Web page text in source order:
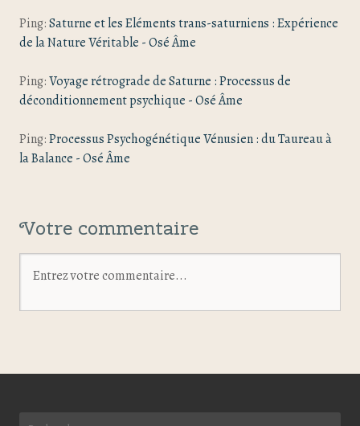
Ping:Saturne et les Eléments trans-saturniens : Expérience
de la Nature Véritable - Osé Âme
Ping:Voyage rétrograde de Saturne : Processus de
déconditionnement psychique - Osé Âme
Ping:Processus Psychogénétique Vénusien : du Taureau à
la Balance - Osé Âme
Votre commentaire